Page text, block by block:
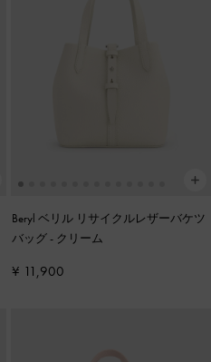
Beryl ベリル リサイクルレザーバケツ
バッグ- クリーム
¥ 11,900